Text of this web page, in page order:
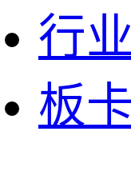
行
板